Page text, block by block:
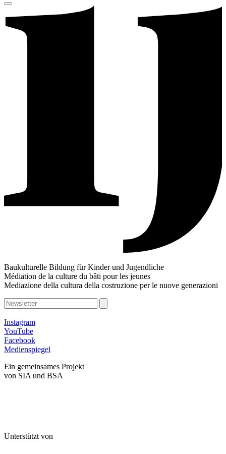
Baukulturelle Bildung für Kinder und Jugendliche
Médiation de la culture du bâti pour les jeunes
Mediazione della cultura della costruzione per le nuove generazioni
Instagram
YouTube
Facebook
Medienspiegel
Ein gemeinsames Projekt
von SIA und BSA
Unterstützt von